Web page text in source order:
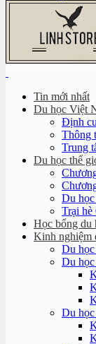
Tin mới nhất
Du học Việt
Định
Thông
Trung
Du học thế
Du học
Trại
Học bổng du
Kinh nghiệm
Du
Du
Du